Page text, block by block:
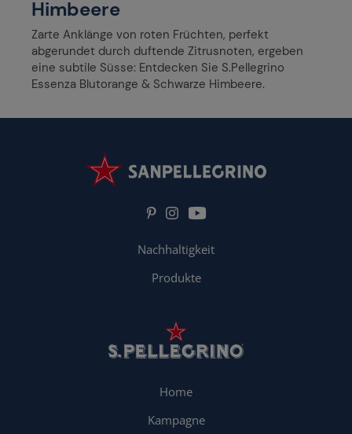
Himbeere
Zarte Anklänge von roten Früchten, perfekt
abgerundet durch duftende Zitrusnoten, ergeben
eine subtile Süsse: Entdecken Sie S.Pellegrino
Essenza Blutorange & Schwarze Himbeere.
Nachhaltigkeit
Produkte
Home
Kampagne